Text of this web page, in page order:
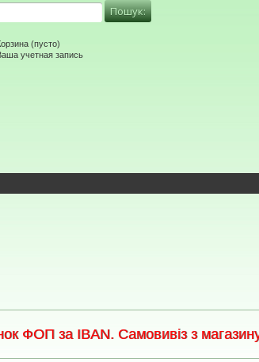
(пусто)
учетная запись
ФОП за IBAN. Самовивіз з